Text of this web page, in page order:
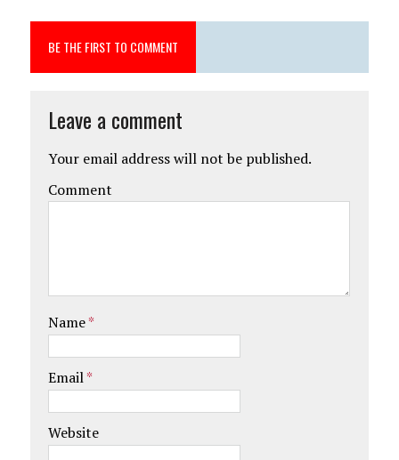
BE THE FIRST TO COMMENT
Leave a comment
Your email address will not be published.
Comment
Name*
Email*
Website